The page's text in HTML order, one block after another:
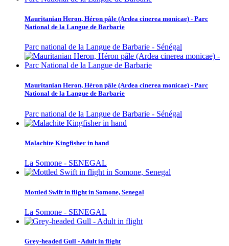
Mauritanian Heron, Héron pâle (Ardea cinerea monicae) - Parc
National de la Langue de Barbarie
Parc national de la Langue de Barbarie - Sénégal
Mauritanian Heron, Héron pâle (Ardea cinerea monicae) - Parc
National de la Langue de Barbarie
Parc national de la Langue de Barbarie - Sénégal
Malachite Kingfisher in hand
La Somone - SENEGAL
Mottled Swift in flight in Somone, Senegal
La Somone - SENEGAL
Grey-headed Gull - Adult in flight